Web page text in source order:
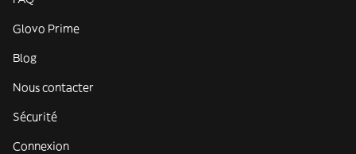
Glovo Prime
Blog
Nous contacter
Sécurité
Connexion